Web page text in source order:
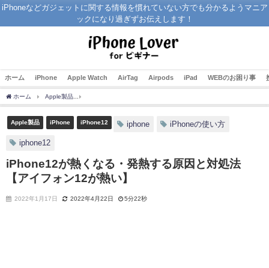
iPhoneなどガジェットに関する情報を慣れていない方でも分かるようマニア
ックになり過ぎずお伝えします！
ホーム iPhone Apple Watch AirTag Airpods iPad WEBのお困り事
ホーム Apple製品
Apple製品 iPhone iPhone12 iphone iPhoneの使い方
iphone12
iPhone12が熱くなる・発熱する原因と対処法
【アイフォン12が熱い】
2022年1月17日 2022年4月22日 5分22秒